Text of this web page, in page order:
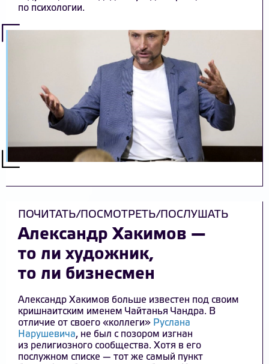
по психологии.
ПОЧИТАТЬ/ПОСМОТРЕТЬ/ПОСЛУШАТЬ
Александр Хакимов —
то ли художник,
то ли бизнесмен
Александр Хакимов больше известен под своим
кришнаитским именем Чайтанья Чандра. В
отличие от своего «коллеги» Руслана
Нарушевича, не был с позором изгнан
из религиозного сообщества. Хотя в его
послужном списке — тот же самый пункт